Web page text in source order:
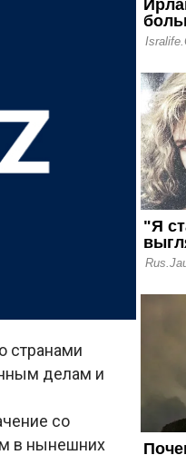
странами
делам и
со
в нынешних